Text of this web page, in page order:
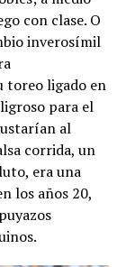
con clase. O
inverosímil
toreo ligado en
para el
al
corrida, un
era una
los años 20,